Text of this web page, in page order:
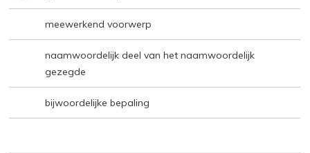
meewerkend voorwerp
naamwoordelijk deel van het naamwoordelijk
gezegde
bijwoordelijke bepaling